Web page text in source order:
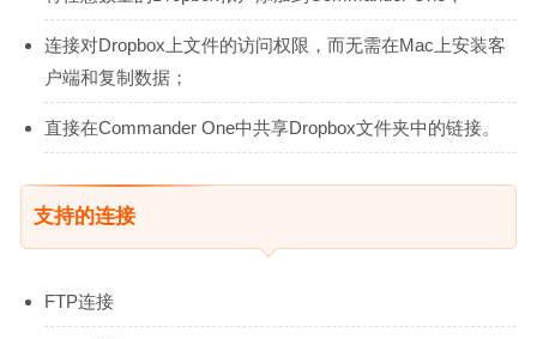
连接对Dropbox上文件的访问权限，而无需在Mac上安装客
户端和复制数据；
直接在Commander One中共享Dropbox文件夹中的链接。
支持的连接
FTP连接